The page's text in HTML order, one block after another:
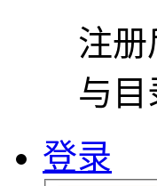
注
与
登录